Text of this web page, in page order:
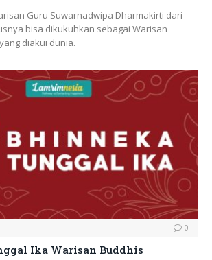
Guru Suwarnadwipa Dharmakirti dari
bisa dikukuhkan sebagai Warisan
diakui dunia.
0
Ika Warisan Buddhis